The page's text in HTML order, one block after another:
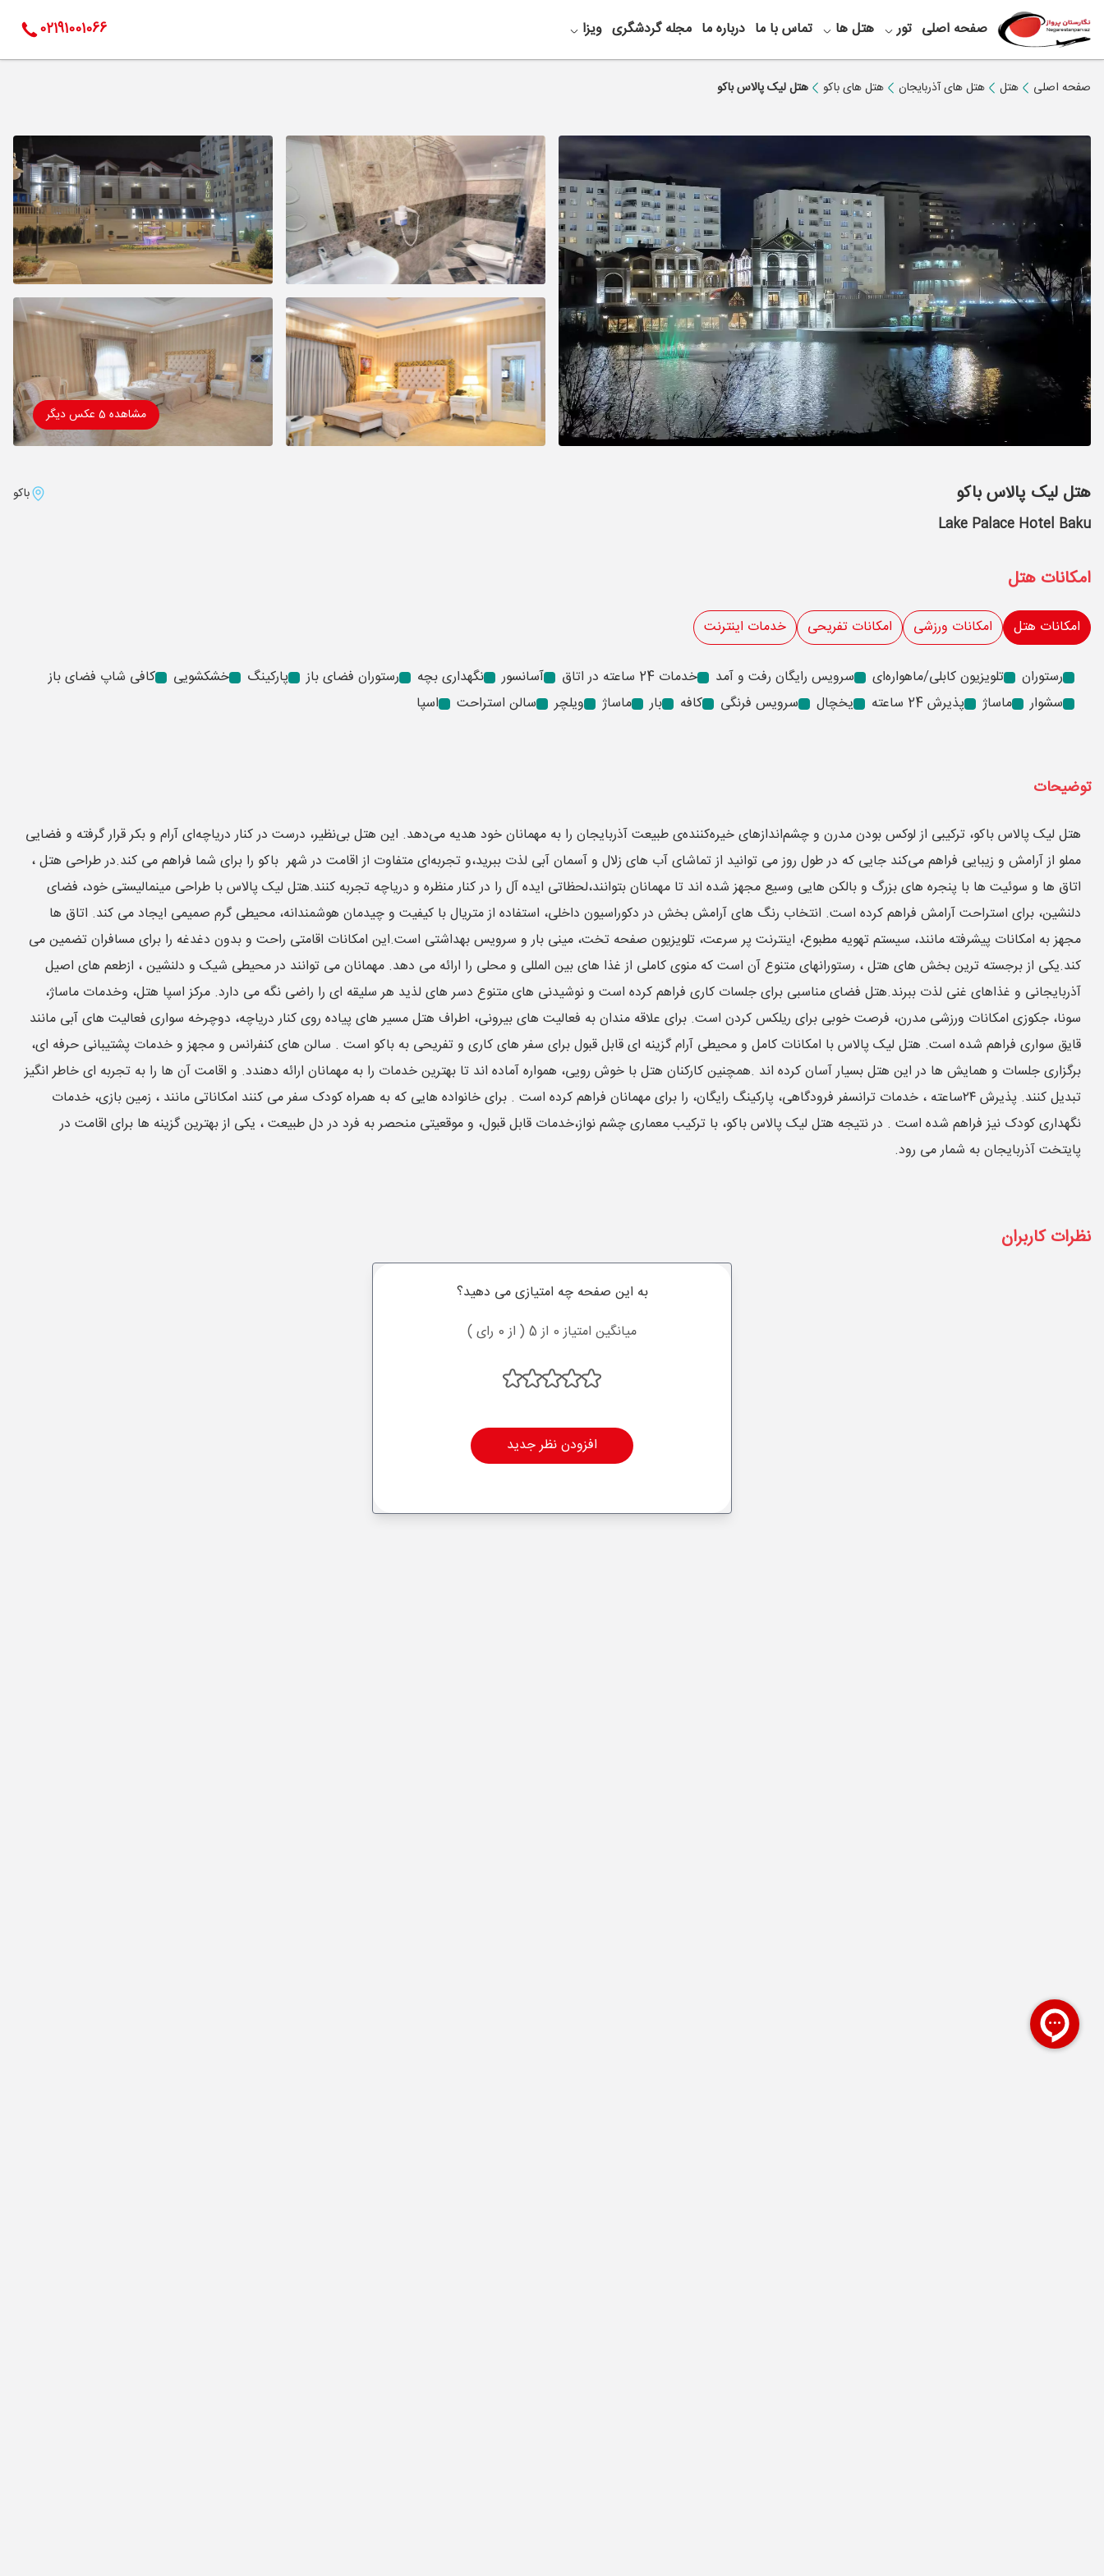
صفحه اصلی تور هتل ها تماس با ما درباره ما مجله گردشگری ویزا 02191001066
صفحه اصلی هتل هتل های آذربایجان هتل های باکو هتل لیک پالاس باکو
مشاهده 5 عکس دیگر
هتل لیک پالاس باکو
Lake Palace Hotel Baku
باکو
امکانات هتل
امکانات هتل امکانات ورزشی امکانات تفریحی خدمات اینترنت
رستوران تلویزیون کابلی/ماهواره‌ای سرویس رایگان رفت و آمد خدمات 24 ساعته در اتاق آسانسور نگهداری بچه رستوران فضای باز پارکینگ خشکشویی
کافی شاپ فضای باز
سشوار
ماساژ پذیرش 24 ساعته یخچال سرویس فرنگی کافه بار ماساژ ویلچر سالن استراحت اسپا
توضیحات
هتل لیک پالاس باکو، ترکیبی از لوکس بودن مدرن و چشم‌اندازهای خیره‌کننده‌ی طبیعت آذربایجان را به مهمانان خود هدیه می‌دهد. این هتل بی‌نظیر، درست در کنار دریاچه‌ای آرام و بکر قرار گرفته و فضایی
مملو از آرامش و زیبایی فراهم می‌کند جایی که در طول روز می توانید از تماشای آب های زلال و آسمان آبی لذت ببرید،و تجربه‌ای متفاوت از اقامت در شهر باکو را برای شما فراهم می کند.در طراحی هتل ،
اتاق ها و سوئیت ها با پنجره های بزرگ و بالکن هایی وسیع مجهز شده اند تا مهمانان بتوانند،لحظاتی ایده آل را در کنار منظره و دریاچه تجربه کنند.هتل لیک پالاس با طراحی مینمالیستی خود، فضای
دلنشین، برای استراحت آرامش فراهم کرده است. انتخاب رنگ های آرامش بخش در دکوراسیون داخلی، استفاده از متریال با کیفیت و چیدمان هوشمندانه، محیطی گرم صمیمی ایجاد می کند. اتاق ها
مجهز به امکانات پیشرفته مانند، سیستم تهویه مطبوع، اینترنت پر سرعت، تلویزیون صفحه تخت، مینی بار و سرویس بهداشتی است.این امکانات اقامتی راحت و بدون دغدغه را برای مسافران تضمین می
کند.یکی از برجسته ترین بخش های هتل ، رستورانهای متنوع آن است که منوی کاملی از غذا های بین المللی و محلی را ارائه می دهد. مهمانان می توانند در محیطی شیک و دلنشین ، ازطعم های اصیل
آذربایجانی و غذاهای غنی لذت ببرند.هتل فضای مناسبی برای جلسات کاری فراهم کرده است و نوشیدنی های متنوع دسر های لذید هر سلیقه ای را راضی نگه می دارد. مرکز اسپا هتل، وخدمات ماساژ،
سونا، جکوزی امکانات ورزشی مدرن، فرصت خوبی برای ریلکس کردن است. برای علاقه مندان به فعالیت های بیرونی، اطراف هتل مسیر های پیاده روی کنار دریاچه، دوچرخه سواری فعالیت های آبی مانند
قایق سواری فراهم شده است. هتل لیک پالاس با امکانات کامل و محیطی آرام گزینه ای قابل قبول برای سفر های کاری و تفریحی به باکو است . سالن های کنفرانس و مجهز و خدمات پشتیبانی حرفه ای،
برگزاری جلسات و همایش ها در این هتل بسیار آسان کرده اند .همچنین کارکنان هتل با خوش رویی، همواره آماده اند تا بهترین خدمات را به مهمانان ارائه دهندد. و اقامت آن ها را به تجربه ای خاطر انگیز
تبدیل کنند. پذیرش ۲۴ساعته ، خدمات ترانسفر فرودگاهی، پارکینگ رایگان، را برای مهمانان فراهم کرده است . برای خانواده هایی که به همراه کودک سفر می کنند امکاناتی مانند ، زمین بازی، خدمات
نگهداری کودک نیز فراهم شده است . در نتیجه هتل لیک پالاس باکو، با ترکیب معماری چشم نواز،خدمات قابل قبول، و موقعیتی منحصر به فرد در دل طبیعت ، یکی از بهترین گزینه ها برای اقامت در
پایتخت آذربایجان به شمار می رود.
نظرات کاربران
به این صفحه چه امتیازی می دهید؟
میانگین امتیاز 0 از 5 ( از 0 رای )
افزودن نظر جدید